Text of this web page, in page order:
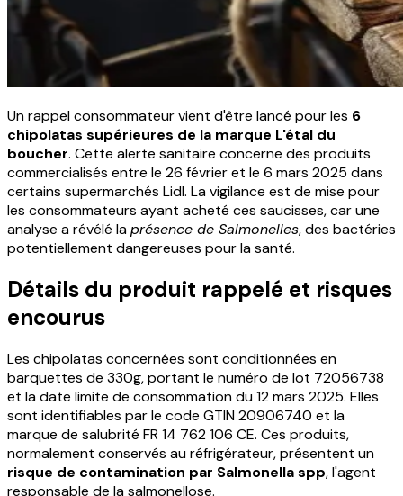
Un rappel consommateur vient d'être lancé pour les 6
chipolatas supérieures de la marque L'étal du
boucher. Cette alerte sanitaire concerne des produits
commercialisés entre le 26 février et le 6 mars 2025 dans
certains supermarchés Lidl. La vigilance est de mise pour
les consommateurs ayant acheté ces saucisses, car une
analyse a révélé laprésence de Salmonelles, des bactéries
potentiellement dangereuses pour la santé.
Détails du produit rappelé et risques
encourus
Les chipolatas concernées sont conditionnées en
barquettes de 330g, portant le numéro de lot 72056738
et la date limite de consommation du 12 mars 2025. Elles
sont identifiables par le code GTIN 20906740 et la
marque de salubrité FR 14 762 106 CE. Ces produits,
normalement conservés au réfrigérateur, présentent un
risque de contamination par Salmonella spp, l'agent
responsable de la salmonellose.